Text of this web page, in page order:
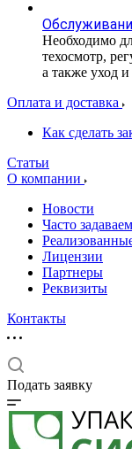
Необходимо
техосмотр,
а также уход
Оплата и доставка
Как сделать
Статьи
О компании
Новости
Часто
Лицензии
Партнеры
Реквизиты
Контакты
Подать заявку